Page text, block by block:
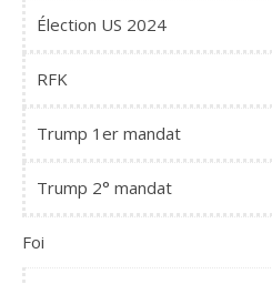
Élection US 2024
RFK
Trump 1er mandat
Trump 2° mandat
Foi